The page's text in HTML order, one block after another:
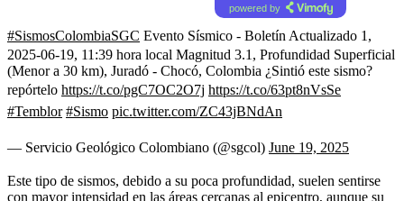
powered by
#SismosColombiaSGC Evento Sísmico - Boletín Actualizado 1,
2025-06-19, 11:39 hora local Magnitud 3.1, Profundidad Superficial
(Menor a 30 km), Juradó - Chocó, Colombia ¿Sintió este sismo?
repórtelo https://t.co/pgC7OC2O7j https://t.co/63pt8nVsSe
#Temblor #Sismo pic.twitter.com/ZC43jBNdAn
— Servicio Geológico Colombiano (@sgcol) June 19, 2025
Este tipo de sismos, debido a su poca profundidad, suelen sentirse
con mayor intensidad en las áreas cercanas al epicentro, aunque su